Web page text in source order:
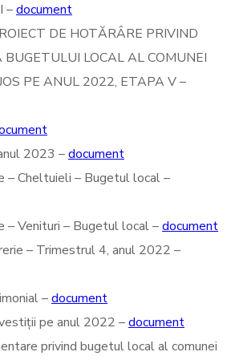
–document
DE HOTĂRÂRE PRIVIND
BUGETULUI LOCAL AL COMUNEI
PE ANUL 2022, ETAPA V –
2023 –document
– Cheltuieli – Bugetul local –
– Venituri – Bugetul local –document
– Trimestrul 4, anul 2022 –
–document
pe anul 2022 –document
privind bugetul local al comunei